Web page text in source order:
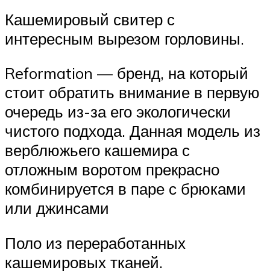
Кашемировый свитер с
интересным вырезом горловины.
Reformation — бренд, на который
стоит обратить внимание в первую
очередь из-за его экологически
чистого подхода. Данная модель из
верблюжьего кашемира с
отложным воротом прекрасно
комбинируется в паре с брюками
или джинсами
Поло из переработанных
кашемировых тканей.